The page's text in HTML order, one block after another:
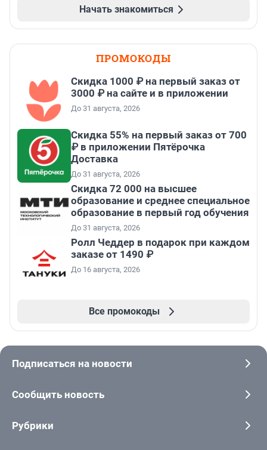
Начать знакомиться
ПРОМОКОДЫ
Скидка 1000 ₽ на первый заказ от
3000 ₽ на сайте и в приложении
До 31 августа, 2026
Скидка 55% на первый заказ от 700
₽ в приложении Пятёрочка
Доставка
До 31 августа, 2026
Скидка 72 000 на высшее
образование и среднее специальное
образование в первый год обучения
До 31 августа, 2026
Ролл Чеддер в подарок при каждом
заказе от 1490 ₽
До 16 августа, 2026
Все промокоды
Подписаться на новости
Сообщить новость
Рубрики